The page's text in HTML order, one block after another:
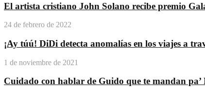
El artista cristiano John Solano recibe premio
24 de febrero de 2022
¡Ay túú! DiDi detecta anomalías en los viajes a
1 de noviembre de 2021
Cuidado con hablar de Guido que te mandan pa’